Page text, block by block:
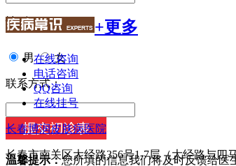
性别：
男 女
联系方式：
温馨提示：您所填的信息我们将及时反馈给医
+更多
在线咨询
电话咨询
QQ咨询
在线挂号
长春博润皮肤病医院
长春市南关区大经路356号1-7层（大经路与四